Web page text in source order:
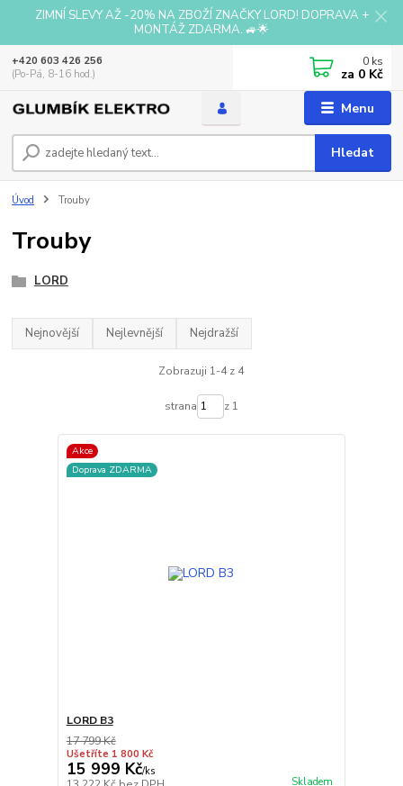
ZIMNÍ SLEVY AŽ -20% NA ZBOŽÍ ZNAČKY LORD! DOPRAVA +
MONTÁŽ ZDARMA. 🚙🌟
Menu
Hledat
+420 603 426 256
(Po-Pá, 8-16 hod.)
0 ks
za 0 Kč
Úvod Trouby
Trouby
LORD
Nejnovější Nejlevnější Nejdražší
Zobrazuji 1-4 z 4
strana z 1
Akce
Doprava ZDARMA
LORD B3
17 799 Kč
Ušetříte 1 800 Kč
15 999 Kč/ks
Skladem